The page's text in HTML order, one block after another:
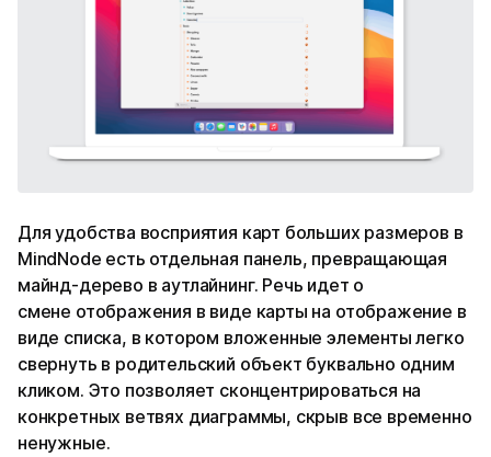
Для удобства восприятия карт больших размеров в
MindNode есть отдельная панель, превращающая
майнд-дерево в аутлайнинг. Речь идет о
смене отображения в виде карты на отображение в
виде списка, в котором вложенные элементы легко
свернуть в родительский объект буквально одним
кликом. Это позволяет сконцентрироваться на
конкретных ветвях диаграммы, скрыв все временно
ненужные.